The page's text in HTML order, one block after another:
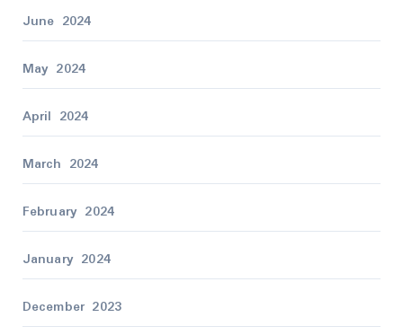
June 2024
May 2024
April 2024
March 2024
February 2024
January 2024
December 2023